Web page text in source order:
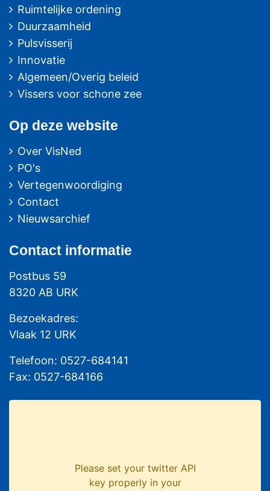
Ruimtelijke ordening
Duurzaamheid
Pulsvisserij
Innovatie
Algemeen/Overig beleid
Vissers voor schone zee
Op deze website
Over VisNed
PO's
Vertegenwoordiging
Contact
Nieuwsarchief
Contact informatie
Postbus 59
8320 AB URK
Bezoekadres:
Vlaak 12 URK
Telefoon: 0527-684141
Fax: 0527-684166
Please set your twitter API
key properly in your